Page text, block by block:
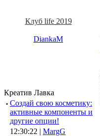
Клуб life 2019
DiankaM
Креатив Лавка
· Создай свою косметику:
активные компоненты и
другие опции!
12:30:22 | MargG